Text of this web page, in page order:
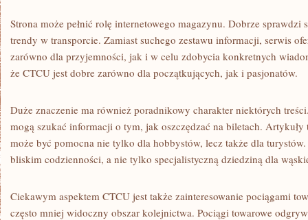
Strona może pełnić rolę internetowego magazynu. Dobrze sprawdzi
trendy w transporcie. Zamiast suchego zestawu informacji, serwis
zarówno dla przyjemności, jak i w celu zdobycia konkretnych
że CTCU jest dobre zarówno dla początkujących, jak i pasjonatów.
Duże znaczenie ma również poradnikowy charakter niektórych
mogą szukać informacji o tym, jak oszczędzać na biletach. Artykuły
może być pomocna nie tylko dla hobbystów, lecz także dla
bliskim codzienności, a nie tylko specjalistyczną dziedziną dla
Ciekawym aspektem CTCU jest także zainteresowanie pociągami
często mniej widoczny obszar kolejnictwa. Pociągi towarowe